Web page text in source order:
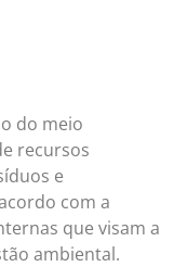
do meio
recursos
e
com a
que visam a
ambiental.